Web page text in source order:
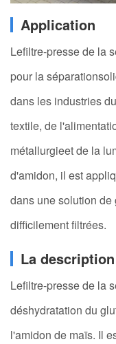
Application
Lefiltre-presse de la
pour la
dans les industries
textile, de
métallurgieet de la
d'amidon, il est
dans une solution
difficilement filtrées.
La description
Lefiltre-presse de la
déshydratation du
l'amidon de maïs. Il